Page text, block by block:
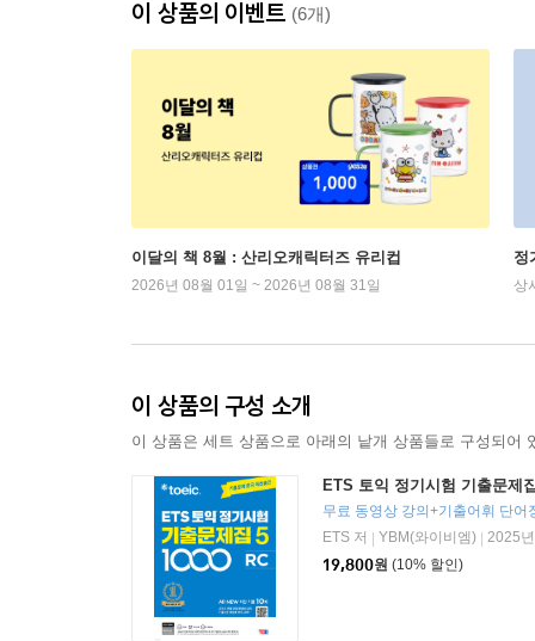
이 상품의 이벤트 (6개)
이달의 책 8월 : 산리오캐릭터즈 유리컵
2026년 08월 01일 ~ 2026년 08월 31일
정
상
이 상품의 구성 소개
이 상품은 세트 상품으로 아래의 낱개 상품들로 구성되어
ETS 토익 정기시험 기출문제
ETS 저 YBM(와이비엠)
2025
19,800원 (10% 할인)